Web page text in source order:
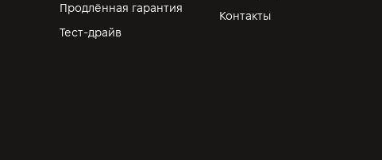
Продлённая гарантия
Тест-драйв
Контакты